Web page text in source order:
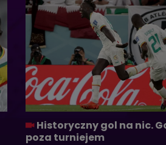
Historyczny gol na nic.
poza turniejem